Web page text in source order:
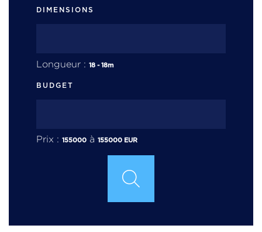
DIMENSIONS
Longueur : 18 -18m
BUDGET
Prix : 155000 à 155000 EUR